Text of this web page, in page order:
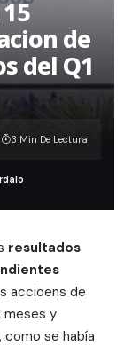
de
del Q1
3 Min De Lectura
resultados
accioens de
meses y
se había